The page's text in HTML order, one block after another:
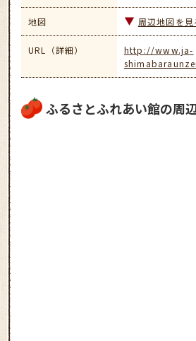
地図 周辺地図を見
URL（詳細）
http://www.ja-
ふるさとふれあい館の周